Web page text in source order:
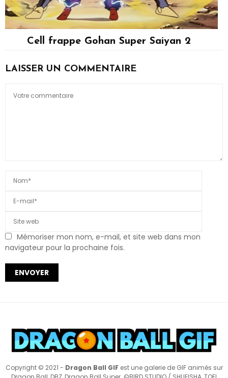
Cell frappe Gohan Super Saiyan 2
LAISSER UN COMMENTAIRE
Mémoriser mon nom, e-mail, et site web dans mon
navigateur pour la prochaine fois.
Copyright © 2021 - Dragon Ball GIFest une galerie de GIF animés sur